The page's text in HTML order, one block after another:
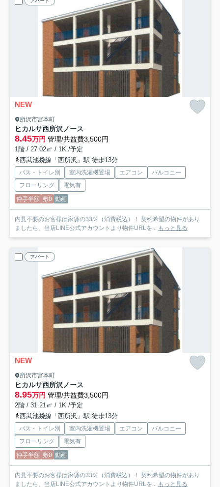
NEW
所沢市宮本町
ヒカルサ西所沢ノース
8.45万円 管理/共益費3,500円
1階 / 27.02㎡ / 1K /予定
西武池袋線「西所沢」駅 徒歩13分
バス・トイレ別 室内洗濯機置場 エアコン
バルコニー
フローリング
電気有
仲手半額 敷0 動画
内見不要のお客様は家賃の33％（消費税込）！ 契約希望の物件があり
ましたら、当店LINE公式アカウントより物件URLを...
もっと見る
アパート
NEW
所沢市宮本町
ヒカルサ西所沢ノース
8.95万円 管理/共益費3,500円
2階 / 31.21㎡ / 1K /予定
西武池袋線「西所沢」駅 徒歩13分
バス・トイレ別 室内洗濯機置場 エアコン
バルコニー
フローリング
電気有
仲手半額 敷0 動画
内見不要のお客様は家賃の33％（消費税込）！ 契約希望の物件があり
ましたら、当店LINE公式アカウントより物件URLを...
もっと見る